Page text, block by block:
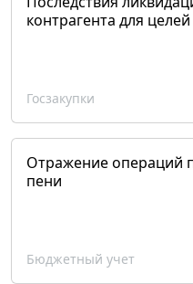
контрагента для
Госзакупки
Отражение операций
пени
Бюджетный учет